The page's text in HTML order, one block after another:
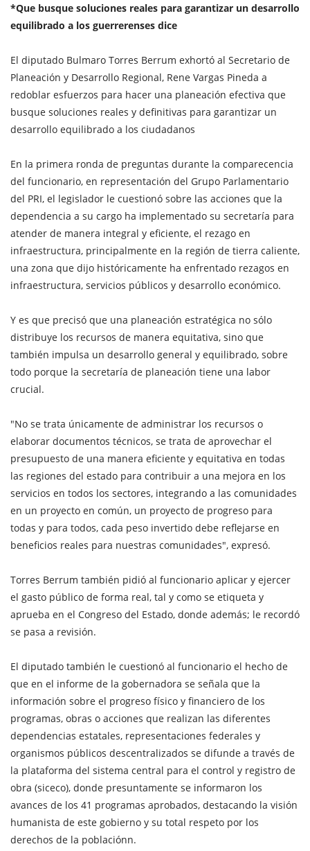
*Que busque soluciones reales para garantizar un desarrollo
equilibrado a los guerrerenses dice
El diputado Bulmaro Torres Berrum exhortó al Secretario de
Planeación y Desarrollo Regional, Rene Vargas Pineda a
redoblar esfuerzos para hacer una planeación efectiva que
busque soluciones reales y definitivas para garantizar un
desarrollo equilibrado a los ciudadanos
En la primera ronda de preguntas durante la comparecencia
del funcionario, en representación del Grupo Parlamentario
del PRI, el legislador le cuestionó sobre las acciones que la
dependencia a su cargo ha implementado su secretaría para
atender de manera integral y eficiente, el rezago en
infraestructura, principalmente en la región de tierra caliente,
una zona que dijo históricamente ha enfrentado rezagos en
infraestructura, servicios públicos y desarrollo económico.
Y es que precisó que una planeación estratégica no sólo
distribuye los recursos de manera equitativa, sino que
también impulsa un desarrollo general y equilibrado, sobre
todo porque la secretaría de planeación tiene una labor
crucial.
"No se trata únicamente de administrar los recursos o
elaborar documentos técnicos, se trata de aprovechar el
presupuesto de una manera eficiente y equitativa en todas
las regiones del estado para contribuir a una mejora en los
servicios en todos los sectores, integrando a las comunidades
en un proyecto en común, un proyecto de progreso para
todas y para todos, cada peso invertido debe reflejarse en
beneficios reales para nuestras comunidades", expresó.
Torres Berrum también pidió al funcionario aplicar y ejercer
el gasto público de forma real, tal y como se etiqueta y
aprueba en el Congreso del Estado, donde además; le recordó
se pasa a revisión.
El diputado también le cuestionó al funcionario el hecho de
que en el informe de la gobernadora se señala que la
información sobre el progreso físico y financiero de los
programas, obras o acciones que realizan las diferentes
dependencias estatales, representaciones federales y
organismos públicos descentralizados se difunde a través de
la plataforma del sistema central para el control y registro de
obra (siceco), donde presuntamente se informaron los
avances de los 41 programas aprobados, destacando la visión
humanista de este gobierno y su total respeto por los
derechos de la poblaciónn.